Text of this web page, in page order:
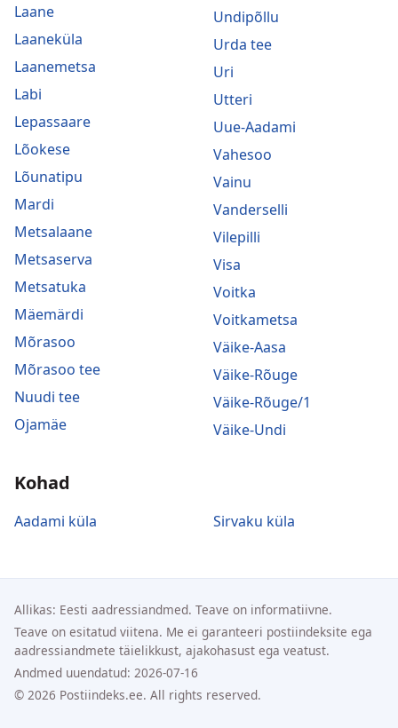
Laane
Laaneküla
Laanemetsa
Labi
Lepassaare
Lõokese
Lõunatipu
Mardi
Metsalaane
Metsaserva
Metsatuka
Mäemärdi
Mõrasoo
Mõrasoo tee
Nuudi tee
Ojamäe
Undipõllu
Urda tee
Uri
Utteri
Uue-Aadami
Vahesoo
Vainu
Vanderselli
Vilepilli
Visa
Voitka
Voitkametsa
Väike-Aasa
Väike-Rõuge
Väike-Rõuge/1
Väike-Undi
Kohad
Aadami küla Sirvaku küla
Allikas: Eesti aadressiandmed. Teave on informatiivne.
Teave on esitatud viitena. Me ei garanteeri postiindeksite ega
aadressiandmete täielikkust, ajakohasust ega veatust.
Andmed uuendatud: 2026-07-16
© 2026 Postiindeks.ee. All rights reserved.